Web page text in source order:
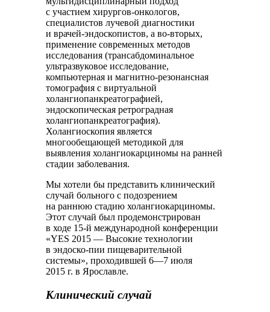
с участием хирургов-онкологов,
специалистов лучевой диагностики
и врачей-эндоскопистов, а во-вторых,
применение современных методов
исследования (трансабдоминальное
ультразвуковое исследование,
компьютерная и магнитно-резонансная
томография с виртуальной
холангиопанкреатографией,
эндоскопическая ретроградная
холангиопанкреатография).
Холангиоскопия является
многообещающей методикой для
выявления холангиокарциномы на ранней
стадии заболевания.
Мы хотели бы представить клинический
случай больного с подозрением
на раннюю стадию холангиокарциномы.
Этот случай был продемонстрирован
в ходе 15-й международной конференции
«YES 2015 — Высокие технологии
в эндоско-пии пищеварительной
системы», проходившей 6—7 июля
2015 г. в Ярославле.
Клинический случай